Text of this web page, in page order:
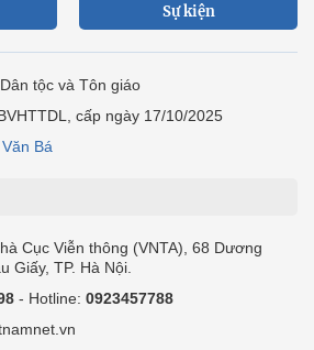
Sự kiện
tộc và Tôn giáo
cấp ngày 17/10/2025
Bá
Cục Viễn thông (VNTA), 68 Dương
Giấy, TP. Hà Nội.
- Hotline: 0923457788